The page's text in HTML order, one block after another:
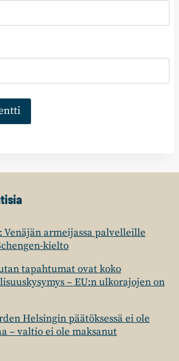
armeijassa palvelleille
kielto
tapahtumat ovat koko
– EU:n ulkorajojen on
Helsingin päätöksessä ei ole
– valtio ei ole maksanut